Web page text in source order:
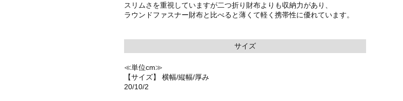
スリムさを重視していますが二つ折り財布よりも収納力があり、
ラウンドファスナー財布と比べると薄くて軽く携帯性に優れています。
サイズ
≪単位cm≫
【サイズ】 横幅/縦幅/厚み
20/10/2